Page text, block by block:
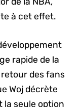
à cet effet.
rapide de la
retour des fans
Woj décrète
la seule option